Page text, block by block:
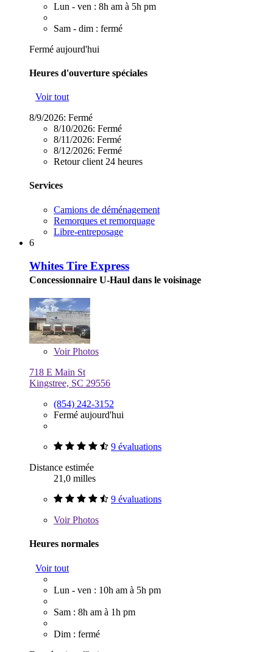
Lun - ven : 8h am à 5h pm
Sam - dim : fermé
Fermé aujourd'hui
Heures d'ouverture spéciales
Voir tout
8/9/2026: Fermé
8/10/2026: Fermé
8/11/2026: Fermé
8/12/2026: Fermé
Retour client 24 heures
Services
Camions de déménagement
Remorques et remorquage
Libre-entreposage
6
Whites Tire Express
Concessionnaire U-Haul dans le voisinage
VoirPhotos
718 E Main St
Kingstree, SC 29556
(854) 242-3152
Fermé aujourd'hui
9 évaluations
Distance estimée
21,0 milles
9 évaluations
VoirPhotos
Heures normales
Voir tout
Lun - ven : 10h am à 5h pm
Sam : 8h am à 1h pm
Dim : fermé